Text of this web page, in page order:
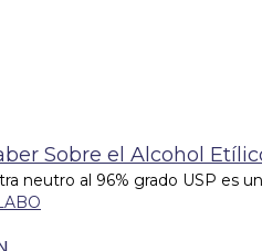
Sobre el Alcohol
neutro al 96% grado USP es